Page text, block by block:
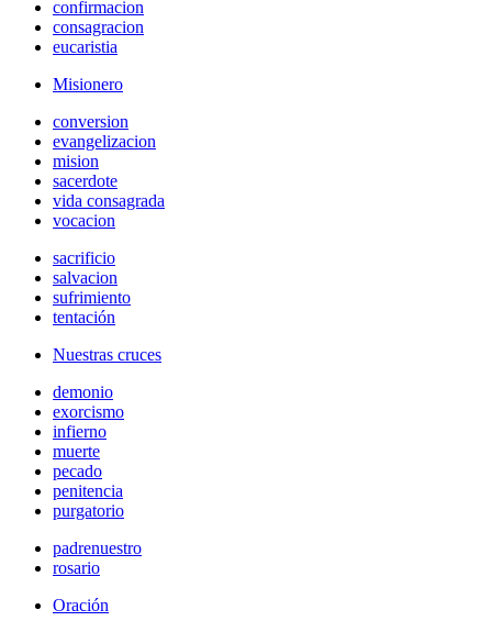
confirmacion
consagracion
eucaristia
Misionero
conversion
evangelizacion
mision
sacerdote
vida consagrada
vocacion
sacrificio
salvacion
sufrimiento
tentación
Nuestras cruces
demonio
exorcismo
infierno
muerte
pecado
penitencia
purgatorio
padrenuestro
rosario
Oración